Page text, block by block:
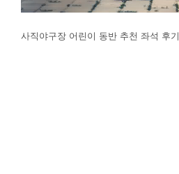
사직야구장 어린이 동반 추천 좌석 후기